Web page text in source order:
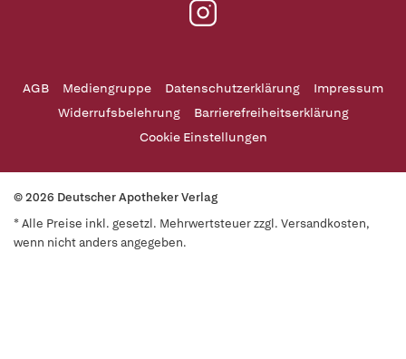
AGB Mediengruppe Datenschutzerklärung
Impressum
Widerrufsbelehrung
Barrierefreiheitserklärung
Cookie Einstellungen
© 2026 Deutscher Apotheker Verlag
* Alle Preise inkl. gesetzl. Mehrwertsteuer zzgl. Versandkosten,
wenn nicht anders angegeben.